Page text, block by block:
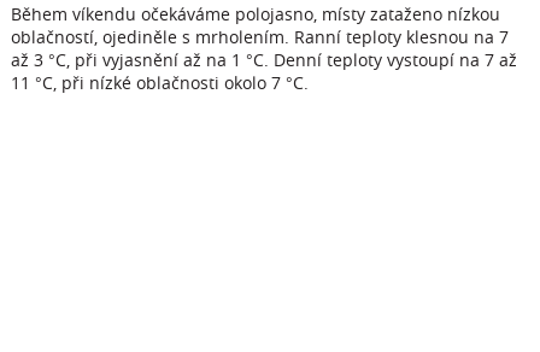
Během víkendu očekáváme polojasno, místy zataženo nízkou
oblačností, ojediněle s mrholením. Ranní teploty klesnou na 7
až 3 °C, při vyjasnění až na 1 °C. Denní teploty vystoupí na 7 až
11 °C, při nízké oblačnosti okolo 7 °C.